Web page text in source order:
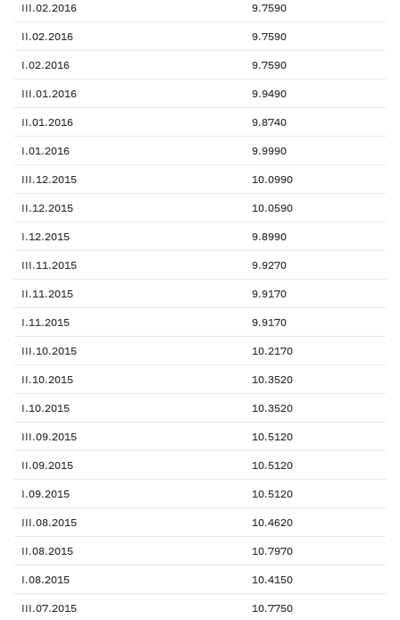
III.02.2016 9.7590
II.02.2016 9.7590
I.02.2016 9.7590
III.01.2016 9.9490
II.01.2016 9.8740
I.01.2016 9.9990
III.12.2015 10.0990
II.12.2015 10.0590
I.12.2015 9.8990
III.11.2015 9.9270
II.11.2015 9.9170
I.11.2015 9.9170
III.10.2015 10.2170
II.10.2015 10.3520
I.10.2015 10.3520
III.09.2015 10.5120
II.09.2015 10.5120
I.09.2015 10.5120
III.08.2015 10.4620
II.08.2015 10.7970
I.08.2015 10.4150
III.07.2015 10.7750